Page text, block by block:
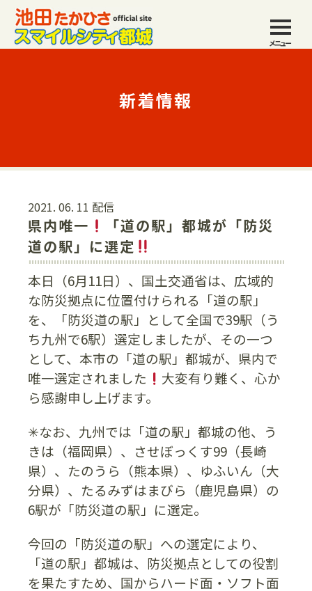
メニュー
新着情報
2021. 06. 11 配信
県内唯一
「道の駅」都城が「防災
道の駅」に選定
本日（6月11日）、国土交通省は、広域的
な防災拠点に位置付けられる「道の駅」
を、「防災道の駅」として全国で39駅（う
ち九州で6駅）選定しましたが、その一つ
として、本市の「道の駅」都城が、県内で
唯一選定されました
大変有り難く、心か
ら感謝申し上げます。
✳︎なお、九州では「道の駅」都城の他、う
きは（福岡県）、させぼっくす99（長崎
県）、たのうら（熊本県）、ゆふいん（大
分県）、たるみずはまびら（鹿児島県）の
6駅が「防災道の駅」に選定。
今回の「防災道の駅」への選定により、
「道の駅」都城は、防災拠点としての役割
を果たすため、国からハード面・ソフト面